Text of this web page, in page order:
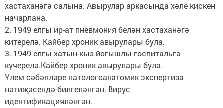
хастаханәгә салына. Авырулар аркасында хәле кискен
начарлана.
2. 1949 елгы ир-ат пневмония белән хастаханәгә
китерелә. Кайбер хроник авырулары була.
3. 1949 елгы хатын-кыз йогышлы госпитальгә
күчерелә.Кайбер хроник авырулары була.
Үлем сәбәпләре патологоанатомик экспертиза
нәтиҗәсендә билгеләнгән. Вирус
идентификацияләнгән.